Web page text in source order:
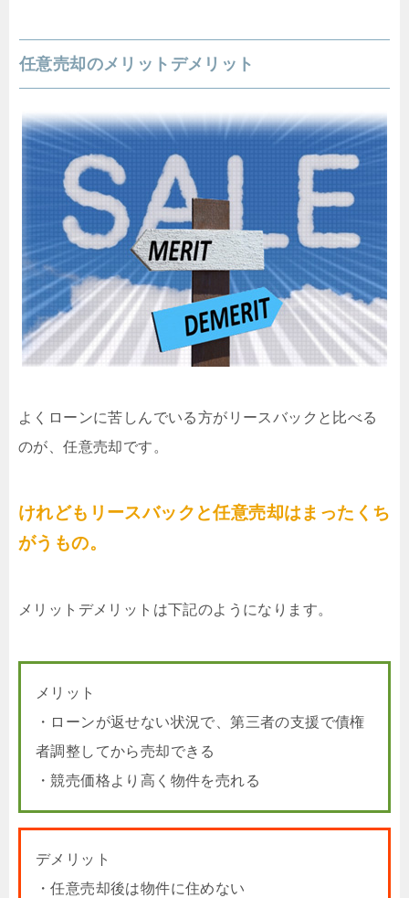
任意売却のメリットデメリット
よくローンに苦しんでいる方がリースバックと比べる
のが、任意売却です。
けれどもリースバックと任意売却はまったくち
がうもの。
メリットデメリットは下記のようになります。
メリット
・ローンが返せない状況で、第三者の支援で債権
者調整してから売却できる
・競売価格より高く物件を売れる
デメリット
・任意売却後は物件に住めない